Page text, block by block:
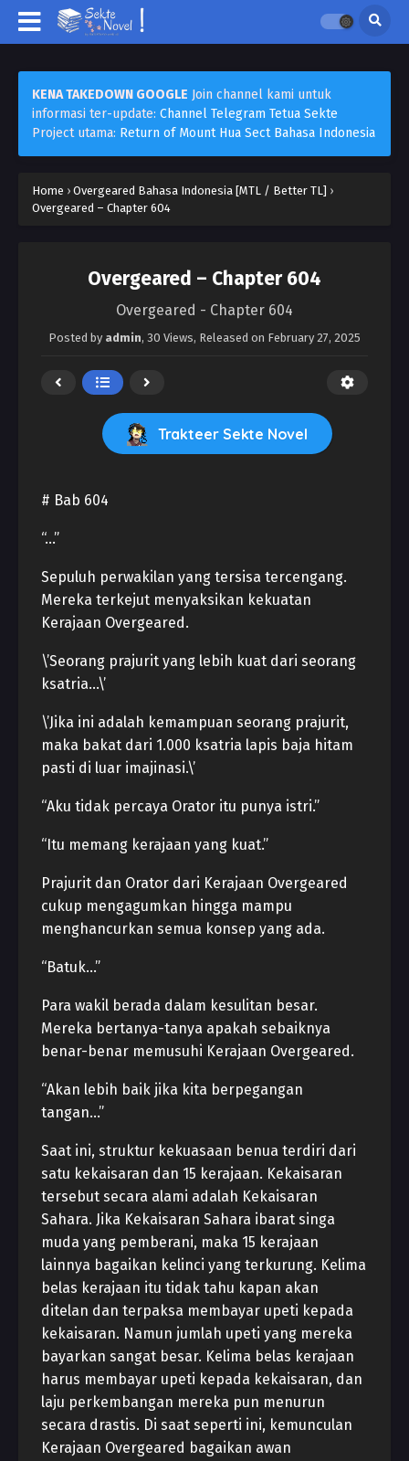
KENA TAKEDOWN GOOGLE Join channel kami untuk
informasi ter-update: Channel Telegram Tetua Sekte
Project utama: Return of Mount Hua Sect Bahasa Indonesia
Home › Overgeared Bahasa Indonesia [MTL / Better TL] ›
Overgeared – Chapter 604
Overgeared – Chapter 604
Overgeared - Chapter 604
Posted by admin, 30 Views, Released on February 27, 2025
Trakteer Sekte Novel
# Bab 604
“…”
Sepuluh perwakilan yang tersisa tercengang.
Mereka terkejut menyaksikan kekuatan
Kerajaan Overgeared.
\’Seorang prajurit yang lebih kuat dari seorang
ksatria…\’
\’Jika ini adalah kemampuan seorang prajurit,
maka bakat dari 1.000 ksatria lapis baja hitam
pasti di luar imajinasi.\’
“Aku tidak percaya Orator itu punya istri.”
“Itu memang kerajaan yang kuat.”
Prajurit dan Orator dari Kerajaan Overgeared
cukup mengagumkan hingga mampu
menghancurkan semua konsep yang ada.
“Batuk…”
Para wakil berada dalam kesulitan besar.
Mereka bertanya-tanya apakah sebaiknya
benar-benar memusuhi Kerajaan Overgeared.
“Akan lebih baik jika kita berpegangan
tangan…”
Saat ini, struktur kekuasaan benua terdiri dari
satu kekaisaran dan 15 kerajaan. Kekaisaran
tersebut secara alami adalah Kekaisaran
Sahara. Jika Kekaisaran Sahara ibarat singa
muda yang pemberani, maka 15 kerajaan
lainnya bagaikan kelinci yang terkurung. Kelima
belas kerajaan itu tidak tahu kapan akan
ditelan dan terpaksa membayar upeti kepada
kekaisaran. Namun jumlah upeti yang mereka
bayarkan sangat besar. Kelima belas kerajaan
harus membayar upeti kepada kekaisaran, dan
laju perkembangan mereka pun menurun
secara drastis. Di saat seperti ini, kemunculan
Kerajaan Overgeared bagaikan awan